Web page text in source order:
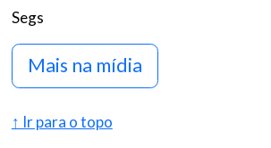
Segs
Mais na mídia
↑ Ir para o topo